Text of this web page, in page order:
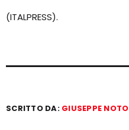
(ITALPRESS).
SCRITTO DA: GIUSEPPE NOTO